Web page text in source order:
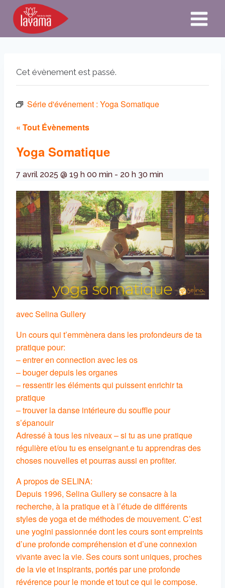
Aller
contenu
Cet évènement est passé.
Série d'événement : Yoga Somatique
« Tout Évènements
Yoga Somatique
7 avril 2025 @ 19 h 00 min - 20 h 30 min
avec Selina Gullery
Un cours qui t’emmènera dans les profondeurs de ta
pratique pour:
– entrer en connection avec les os
– bouger depuis les organes
– ressentir les éléments qui puissent enrichir ta
pratique
– trouver la danse intérieure du souffle pour
s’épanouir
Adressé à tous les niveaux – si tu as une pratique
régulière et/ou tu es enseignant.e tu apprendras des
choses nouvelles et pourras aussi en profiter.
A propos de SELINA:
Depuis 1996, Selina Gullery se consacre à la
recherche, à la pratique et à l’étude de différents
styles de yoga et de méthodes de mouvement. C’est
une yogini passionnée dont les cours sont empreints
d’une profonde compréhension et d’une connexion
vivante avec la vie. Ses cours sont uniques, proches
de la vie et inspirants, portés par une profonde
révérence pour le monde et tout ce qui le compose.